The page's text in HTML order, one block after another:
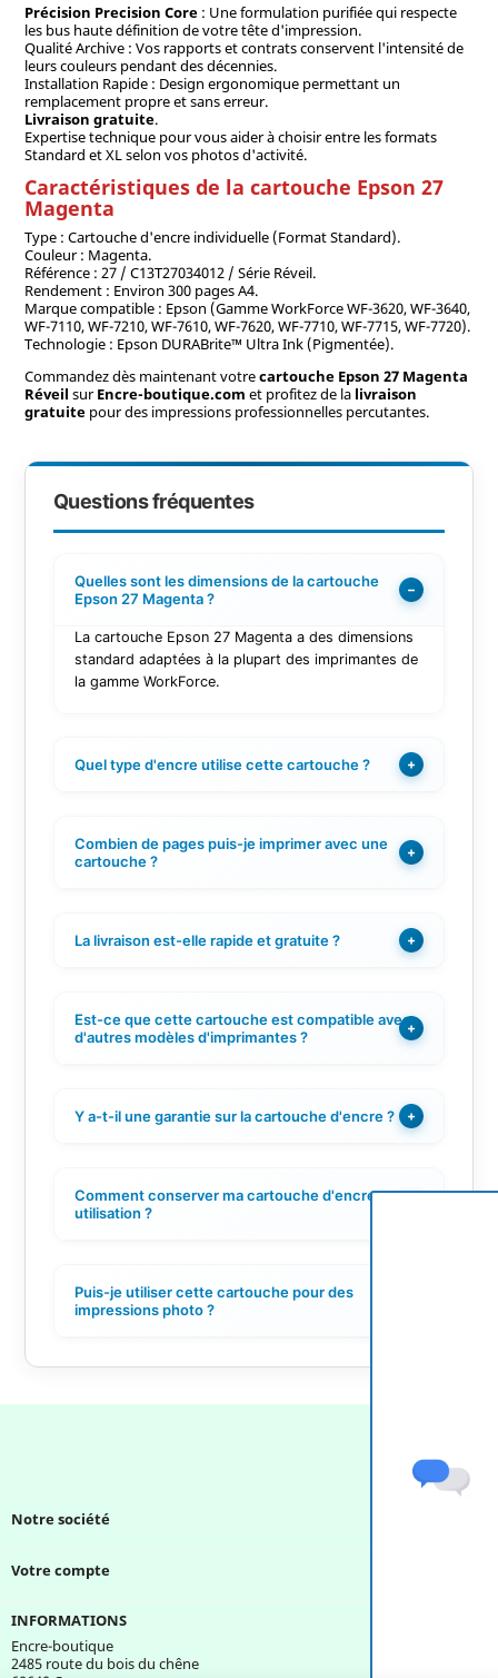
Précision Precision Core: Une formulation purifiée qui respecte
les bus haute définition de votre tête d'impression.
Qualité Archive : Vos rapports et contrats conservent l'intensité de
leurs couleurs pendant des décennies.
Installation Rapide : Design ergonomique permettant un
remplacement propre et sans erreur.
Livraison gratuite.
Expertise technique pour vous aider à choisir entre les formats
Standard et XL selon vos photos d'activité.
Caractéristiques de la cartouche Epson 27
Magenta
Type : Cartouche d'encre individuelle (Format Standard).
Couleur : Magenta.
Référence : 27 / C13T27034012 / Série Réveil.
Rendement : Environ 300 pages A4.
Marque compatible : Epson (Gamme WorkForce WF-3620, WF-3640,
WF-7110, WF-7210, WF-7610, WF-7620, WF-7710, WF-7715, WF-7720).
Technologie : Epson DURABrite™ Ultra Ink (Pigmentée).
Commandez dès maintenant votrecartouche Epson 27 Magenta
Réveil surEncre-boutique.com et profitez de la livraison
gratuitepour des impressions professionnelles percutantes.
Questions fréquentes
Quelles sont les dimensions de la cartouche
Epson 27 Magenta ?
−
La cartouche Epson 27 Magenta a des dimensions
standard adaptées à la plupart des imprimantes de
la gamme WorkForce.
Quel type d'encre utilise cette cartouche ? +
Combien de pages puis-je imprimer avec une
cartouche ?
+
La livraison est-elle rapide et gratuite ? +
Est-ce que cette cartouche est compatible avec
d'autres modèles d'imprimantes ?
+
Y a-t-il une garantie sur la cartouche d'encre ? +
Comment conserver ma cartouche d'encre avant
utilisation ?
Puis-je utiliser cette cartouche pour des
impressions photo ?
Notre société
Votre compte
INFORMATIONS
Encre-boutique
2485 route du bois du chêne